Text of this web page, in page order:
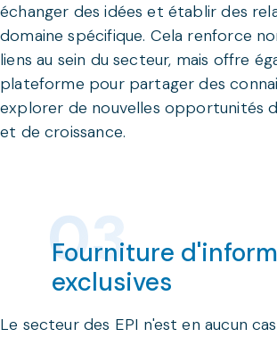
échanger des idées et établir des
domaine spécifique. Cela renforce
liens au sein du secteur, mais offre
plateforme pour partager des
explorer de nouvelles opportunités
et de croissance.
Fourniture
exclusives
Le secteur des EPI n'est en aucun